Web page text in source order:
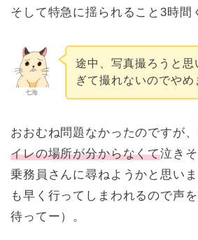
そして特急に揺られること3時間
七海
途中、写真撮ろうと思
ぎて撮れないのでやめ
おおむね問題なかったのですが
イレの場所が分からなくて泣き
乗務員さんに尋ねようかと思い
も早く行ってしまわれるので声
待ってー）。